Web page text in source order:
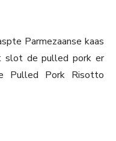
Parmezaanse kaas
slot de pulled pork er
Pulled Pork Risotto